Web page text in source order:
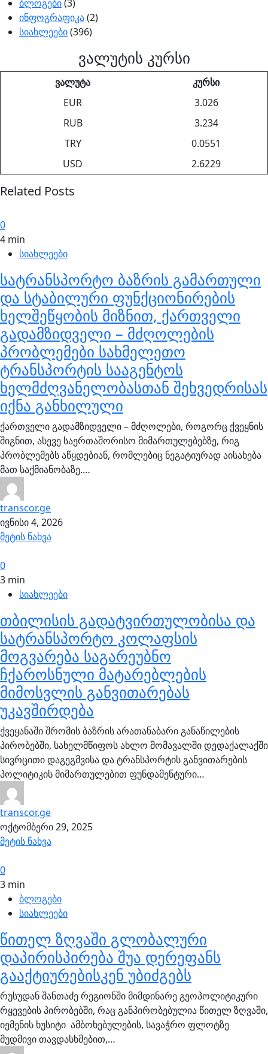
ბლოგები(3)
ინფოგრაფიკა(2)
სიახლეები(396)
ვალუტის კურსი
ვალუტა
კურსი
EUR
3.026
RUB
3.234
TRY
0.0551
USD
2.6229
Related Posts
0
4 min
სიახლეები
სატრანსპორტო ბაზრის გამართული
და სტაბილური ფუნქციონირების
ხელშეწყობის მიზნით, ქართველი
გადამზიდველი – მძღოლების
პრობლემები სახმელეთო
ტრანსპორტის სააგენტოს
ხელმძღვანელობასთან შეხვედრისას
იქნა განხილული
ქართველი გადამზიდველი – მძღოლები, როგორც ქვეყნის
შიგნით, ასევე საერთაშორისო მიმართულებებზე, რიგ
პრობლემებს აწყდებიან, რომლებიც ნეგატიურად აისახება
მათ საქმიანობაზე.…
transcor.ge
ივნისი 4, 2026
მეტის ნახვა
0
3 min
სიახლეები
თბილისის გადატვირთულობისა და
სატრანსპორტო კოლაფსის
მოგვარება საგარეუბნო
ჩქაროსნული მატარებლების
მიმოსვლის განვითარებას
უკავშირდება
ქვეყანაში შრომის ბაზრის არათანაბარი განაწილების
პირობებში, სახელმწიფოს ახლო მომავალში დედაქალაქში
სივრცითი დაგეგმვისა და ტრანსპორტის განვითარების
პოლიტიკის მიმართულებით ფუნდამენტური…
transcor.ge
ოქტომბერი 29, 2025
მეტის ნახვა
0
3 min
ბლოგები
სიახლეები
წითელ ზღვაში გლობალური
დაპირისპირება შუა დერეფანს
გააქტიურებისკენ უბიძგებს
რუსუდან შანთაძე რეგიონში მიმდინარე გეოპოლიტიკური
რყევების პირობებში, რაც განპირობებულია წითელ ზღვაში,
იემენის ხუსიტი ამბოხებულების, სავაჭრო ფლოტზე
მუდმივი თავდასხმებით,…